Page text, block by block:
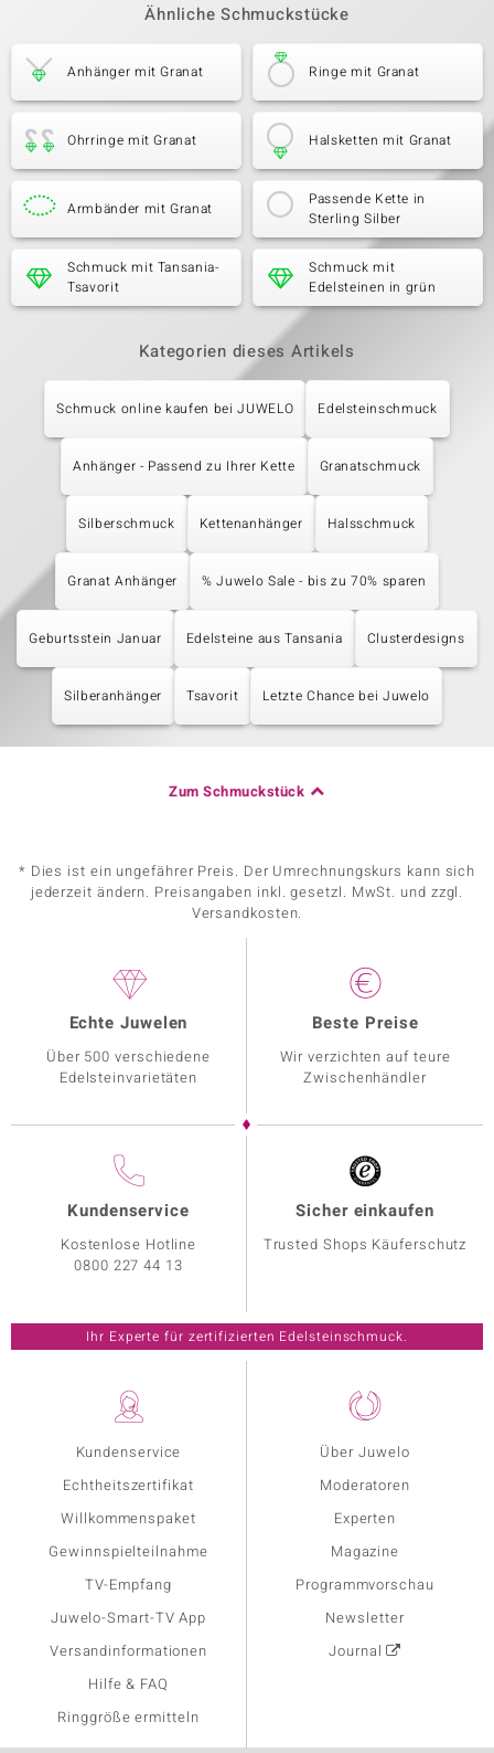
Ähnliche Schmuckstücke
Anhänger mit Granat Ringe mit Granat
Ohrringe mit Granat Halsketten mit Granat
Armbänder mit Granat
Passende Kette in
Sterling Silber
Schmuck mit Tansania-
Tsavorit
Schmuck mit
Edelsteinen in grün
Kategorien dieses Artikels
Schmuck online kaufen bei JUWELO Edelsteinschmuck
Anhänger - Passend zu Ihrer Kette Granatschmuck
Silberschmuck Kettenanhänger Halsschmuck
Granat Anhänger % Juwelo Sale - bis zu 70% sparen
Geburtsstein Januar Edelsteine aus Tansania Clusterdesigns
Silberanhänger Tsavorit Letzte Chance bei Juwelo
Zum Schmuckstück
* Dies ist ein ungefährer Preis. Der Umrechnungskurs kann sich
jederzeit ändern. Preisangaben inkl. gesetzl. MwSt. und zzgl.
Versandkosten.
Kundenservice
Echtheitszertifikat
Willkommenspaket
Gewinnspielteilnahme
TV-Empfang
Juwelo-Smart-TV App
Versandinformationen
Hilfe & FAQ
Ringgröße ermitteln
Über Juwelo
Moderatoren
Experten
Magazine
Programmvorschau
Newsletter
Journal
Echte Juwelen
Über 500 verschiedene
Edelsteinvarietäten
Beste Preise
Wir verzichten auf teure
Zwischenhändler
Kundenservice
Kostenlose Hotline
0800 227 44 13
Sicher einkaufen
Trusted Shops Käuferschutz
Ihr Experte für zertifizierten Edelsteinschmuck.